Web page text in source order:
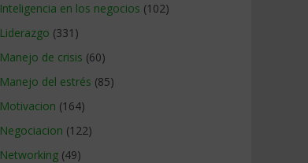
Inteligencia en los negocios (102)
Liderazgo (331)
Manejo de crisis (60)
Manejo del estrés (85)
Motivacion (164)
Negociacion (122)
Networking (49)